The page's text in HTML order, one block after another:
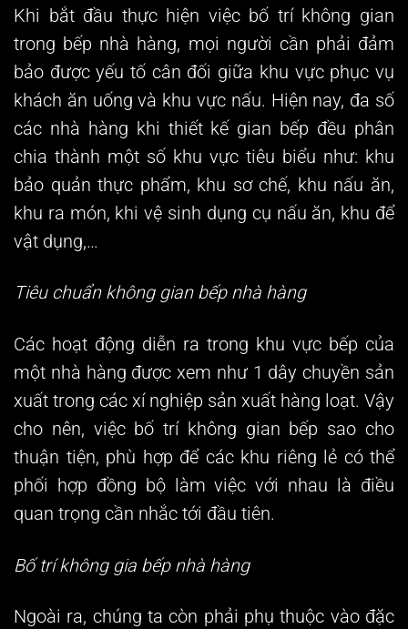
Khi bắt đầu thực hiện việc bố trí không gian
trong bếp nhà hàng, mọi người cần phải đảm
bảo được yếu tố cân đối giữa khu vực phục vụ
khách ăn uống và khu vực nấu. Hiện nay, đa số
các nhà hàng khi thiết kế gian bếp đều phân
chia thành một số khu vực tiêu biểu như: khu
bảo quản thực phẩm, khu sơ chế, khu nấu ăn,
khu ra món, khi vệ sinh dụng cụ nấu ăn, khu để
vật dụng,…
Tiêu chuẩn không gian bếp nhà hàng
Các hoạt động diễn ra trong khu vực bếp của
một nhà hàng được xem như 1 dây chuyền sản
xuất trong các xí nghiệp sản xuất hàng loạt. Vậy
cho nên, việc bố trí không gian bếp sao cho
thuận tiện, phù hợp để các khu riêng lẻ có thể
phối hợp đồng bộ làm việc với nhau là điều
quan trọng cần nhắc tới đầu tiên.
Bố trí không gia bếp nhà hàng
Ngoài ra, chúng ta còn phải phụ thuộc vào đặc